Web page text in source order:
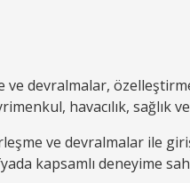
devralmalar,
havacılık,
ve devralmalar ile
kapsamlı deneyime